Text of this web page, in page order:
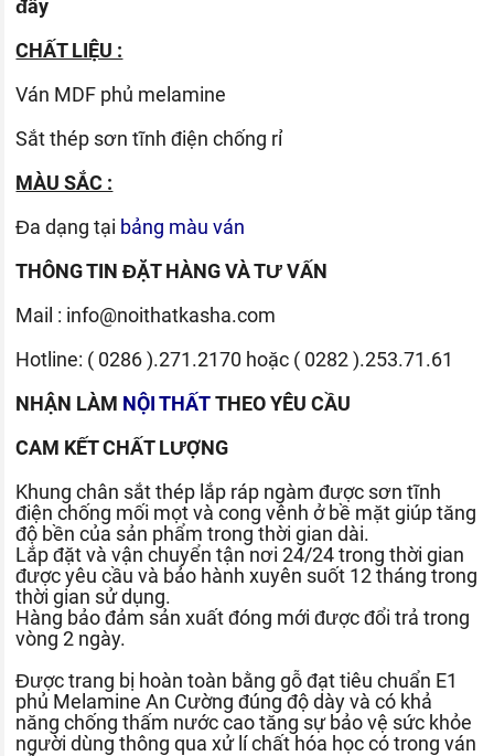
đây
CHẤT LIỆU :
Ván MDF phủ melamine
Sắt thép sơn tĩnh điện chống rỉ
MÀU SẮC :
Đa dạng tại bảng màu ván
THÔNG TIN ĐẶT HÀNG VÀ TƯ VẤN
Mail : info@noithatkasha.com
Hotline: ( 0286 ).271.2170 hoặc ( 0282 ).253.71.61
NHẬN LÀM NỘI THẤTTHEO YÊU CẦU
CAM KẾT CHẤT LƯỢNG
Khung chân sắt thép lắp ráp ngàm được sơn tĩnh
điện chống mối mọt và cong vênh ở bề mặt giúp tăng
độ bền của sản phẩm trong thời gian dài.
Lắp đặt và vận chuyển tận nơi 24/24 trong thời gian
được yêu cầu và bảo hành xuyên suốt 12 tháng trong
thời gian sử dụng.
Hàng bảo đảm sản xuất đóng mới được đổi trả trong
vòng 2 ngày.
Được trang bị hoàn toàn bằng gỗ đạt tiêu chuẩn E1
phủ Melamine An Cường đúng độ dày và có khả
năng chống thấm nước cao tăng sự bảo vệ sức khỏe
người dùng thông qua xử lí chất hóa học có trong ván